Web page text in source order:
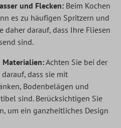
und Flecken: Beim Kochen
es zu häufigen Spritzern und
daher darauf, dass Ihre Fliesen
sind.
Achten Sie bei der
dass sie mit
Bodenbelägen und
sind. Berücksichtigen Sie
um ein ganzheitliches Design